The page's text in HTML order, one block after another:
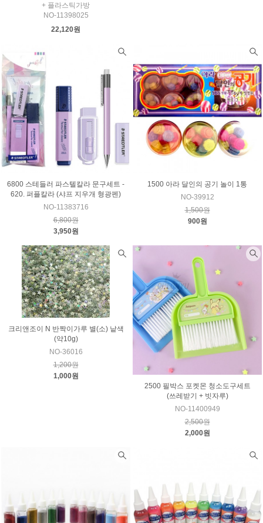
+ 플라스틱가방
NO-11398025
22,120원
6800 스테들러 파스텔칼라 문구세트 -
620. 퍼플칼라 (샤프 지우개 형광펜)
NO-11383716
6,800원
3,950원
1500 아라 달인의 공기 놀이 1통
NO-39912
1,500원
900원
크리앤조이 N 반짝이가루 별(소) 낱색
(약10g)
NO-36016
1,200원
1,000원
2500 필박스 포켓몬 청소도구세트
(쓰레받기 + 빗자루)
NO-11400949
2,500원
2,000원